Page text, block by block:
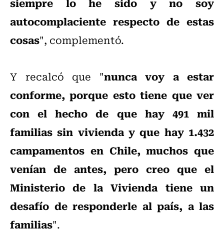
autocomplaciente respecto de estas
cosas", complementó.
Y recalcó que "nunca voy a estar
conforme, porque esto tiene que ver
con el hecho de que hay 491 mil
familias sin vivienda y que hay 1.432
campamentos en Chile, muchos que
venían de antes, pero creo que el
Ministerio de la Vivienda tiene un
desafío de responderle al país, a las
familias".